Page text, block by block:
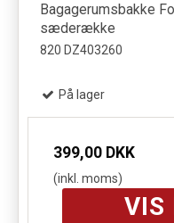
Bagagerumsbakke
sæderække
820 DZ403260
På lager
399,00 DKK
(inkl. moms)
VIS